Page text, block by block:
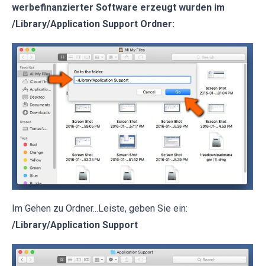
werbefinanzierter Software erzeugt wurden im
/Library/Application Support Ordner:
Im Gehen zu Ordner...Leiste, geben Sie ein:
/Library/Application Support